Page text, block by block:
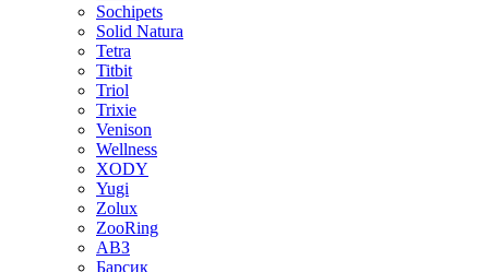
Sochipets
Solid Natura
Tetra
Titbit
Triol
Trixie
Venison
Wellness
XODY
Yugi
Zolux
ZooRing
АВЗ
Барсик